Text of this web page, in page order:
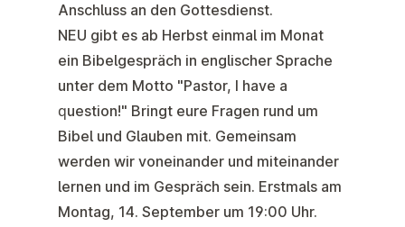
Anschluss an den Gottesdienst.
NEU gibt es ab Herbst einmal im Monat
ein Bibelgespräch in englischer Sprache
unter dem Motto "Pastor, I have a
question!" Bringt eure Fragen rund um
Bibel und Glauben mit. Gemeinsam
werden wir voneinander und miteinander
lernen und im Gespräch sein. Erstmals am
Montag, 14. September um 19:00 Uhr.